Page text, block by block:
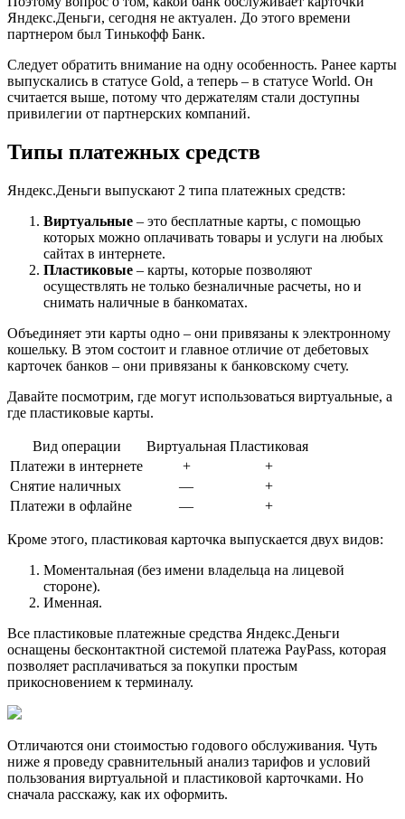
Яндекс.Деньги, сегодня не актуален. До этого времени
партнером был Тинькофф Банк.
Следует обратить внимание на одну особенность. Ранее карты
выпускались в статусе Gold, а теперь – в статусе World. Он
считается выше, потому что держателям стали доступны
привилегии от партнерских компаний.
Типы платежных средств
Яндекс.Деньги выпускают 2 типа платежных средств:
Виртуальные – это бесплатные карты, с помощью
которых можно оплачивать товары и услуги на любых
сайтах в интернете.
Пластиковые – карты, которые позволяют
осуществлять не только безналичные расчеты, но и
снимать наличные в банкоматах.
Объединяет эти карты одно – они привязаны к электронному
кошельку. В этом состоит и главное отличие от дебетовых
карточек банков – они привязаны к банковскому счету.
Давайте посмотрим, где могут использоваться виртуальные, а
где пластиковые карты.
Вид операции Виртуальная Пластиковая
Платежи в интернете
+
+
Снятие наличных
—
+
Платежи в офлайне
— +
Кроме этого, пластиковая карточка выпускается двух видов:
Моментальная (без имени владельца на лицевой
стороне).
Именная.
Все пластиковые платежные средства Яндекс.Деньги
оснащены бесконтактной системой платежа PayPass, которая
позволяет расплачиваться за покупки простым
прикосновением к терминалу.
Отличаются они стоимостью годового обслуживания. Чуть
ниже я проведу сравнительный анализ тарифов и условий
пользования виртуальной и пластиковой карточками. Но
сначала расскажу, как их оформить.